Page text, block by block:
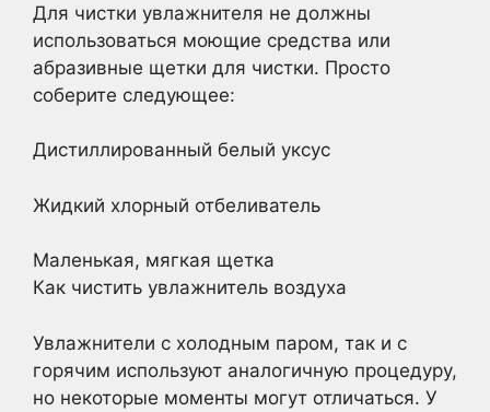
Для чистки увлажнителя не должны
использоваться моющие средства или
абразивные щетки для чистки. Просто
соберите следующее:
Дистиллированный белый уксус
Жидкий хлорный отбеливатель
Маленькая, мягкая щетка
Как чистить увлажнитель воздуха
Увлажнители с холодным паром, так и с
горячим используют аналогичную процедуру,
но некоторые моменты могут отличаться. У